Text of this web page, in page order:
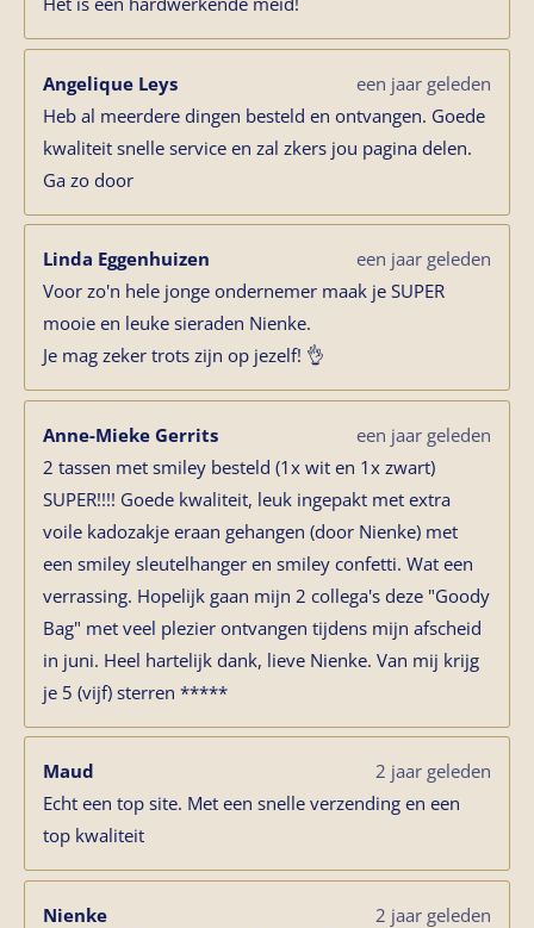
Angelique Leys
een jaar geleden
Heb al meerdere dingen besteld en ontvangen. Goede
kwaliteit snelle service en zal zkers jou pagina delen.
Ga zo door
Linda Eggenhuizen
een jaar geleden
Voor zo'n hele jonge ondernemer maak je SUPER
mooie en leuke sieraden Nienke.
Je mag zeker trots zijn op jezelf! 👌
Anne-Mieke Gerrits
een jaar geleden
2 tassen met smiley besteld (1x wit en 1x zwart)
SUPER!!!! Goede kwaliteit, leuk ingepakt met extra
voile kadozakje eraan gehangen (door Nienke) met
een smiley sleutelhanger en smiley confetti. Wat een
verrassing. Hopelijk gaan mijn 2 collega's deze "Goody
Bag" met veel plezier ontvangen tijdens mijn afscheid
in juni. Heel hartelijk dank, lieve Nienke. Van mij krijg
je 5 (vijf) sterren *****
Maud
2 jaar geleden
Echt een top site. Met een snelle verzending en een
top kwaliteit
Nienke
2 jaar geleden